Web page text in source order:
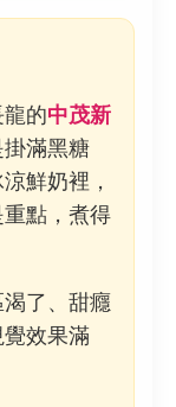
的中茂新
滿黑糖
鮮奶裡，
點，煮得
渴了、甜癮
效果滿